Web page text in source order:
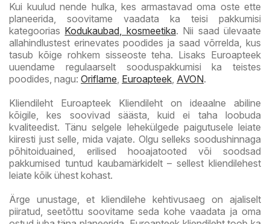
Kui kuulud nende hulka, kes armastavad oma oste ette
planeerida, soovitame vaadata ka teisi pakkumisi
kategoorias Kodukaubad, kosmeetika. Nii saad ülevaate
allahindlustest erinevates poodides ja saad võrrelda, kus
tasub kõige rohkem sisseoste teha. Lisaks Euroapteek
uuendame regulaarselt sooduspakkumisi ka teistes
poodides, nagu: Oriflame, Euroapteek, AVON.
Kliendileht Euroapteek Kliendileht on ideaalne abiline
kõigile, kes soovivad säästa, kuid ei taha loobuda
kvaliteedist. Tänu selgele lehekülgede paigutusele leiate
kiiresti just selle, mida vajate. Olgu selleks soodushinnaga
põhitoiduained, erilised hooajatooted või soodsad
pakkumised tuntud kaubamärkidelt – sellest kliendilehest
leiate kõik ühest kohast.
Ärge unustage, et kliendilehe kehtivusaeg on ajaliselt
piiratud, seetõttu soovitame seda kohe vaadata ja oma